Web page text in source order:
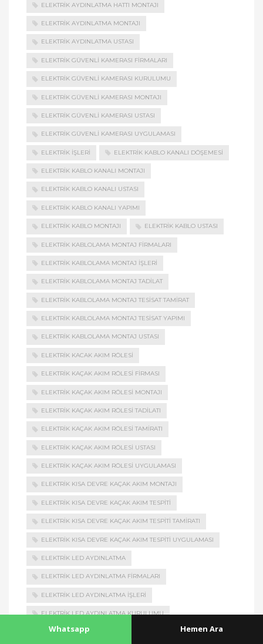
ELEKTRIK AYDINLATMA HATTI MONTAJI
ELEKTRIK AYDINLATMA MONTAJI
ELEKTRIK AYDINLATMA USTASI
ELEKTRIK GÜVENLI KAMERASI FIRMALARI
ELEKTRIK GÜVENLI KAMERASI KURULUMU
ELEKTRIK GÜVENLI KAMERASI MONTAJI
ELEKTRIK GÜVENLI KAMERASI USTASI
ELEKTRIK GÜVENLI KAMERASI UYGULAMASI
ELEKTRIK İŞLERI ELEKTRIK KABLO KANALI DÖŞEMESI
ELEKTRIK KABLO KANALI MONTAJI
ELEKTRIK KABLO KANALI USTASI
ELEKTRIK KABLO KANALI YAPIMI
ELEKTRIK KABLO MONTAJI ELEKTRIK KABLO USTASI
ELEKTRIK KABLOLAMA MONTAJ FIRMALARI
ELEKTRIK KABLOLAMA MONTAJ İŞLERI
ELEKTRIK KABLOLAMA MONTAJ TADILAT
ELEKTRIK KABLOLAMA MONTAJ TESISAT TAMIRAT
ELEKTRIK KABLOLAMA MONTAJ TESISAT YAPIMI
ELEKTRIK KABLOLAMA MONTAJ USTASI
ELEKTRIK KACAK AKIM RÖLESI
ELEKTRIK KAÇAK AKIM RÖLESI FIRMASI
ELEKTRIK KAÇAK AKIM RÖLESI MONTAJI
ELEKTRIK KAÇAK AKIM RÖLESI TADILATI
ELEKTRIK KAÇAK AKIM RÖLESI TAMIRATI
ELEKTRIK KAÇAK AKIM RÖLESI USTASI
ELEKTRIK KAÇAK AKIM RÖLESI UYGULAMASI
ELEKTRIK KISA DEVRE KAÇAK AKIM MONTAJI
ELEKTRIK KISA DEVRE KAÇAK AKIM TESPITI
ELEKTRIK KISA DEVRE KAÇAK AKIM TESPITI TAMIRATI
ELEKTRIK KISA DEVRE KAÇAK AKIM TESPITI UYGULAMASI
ELEKTRIK LED AYDINLATMA
ELEKTRIK LED AYDINLATMA FIRMALARI
ELEKTRIK LED AYDINLATMA İŞLERI
ELEKTRIK LED AYDINLATMA KURULUMU
ELEKTRIK LED AYDINLATMA MONTAJI
Whatsapp Hemen Ara